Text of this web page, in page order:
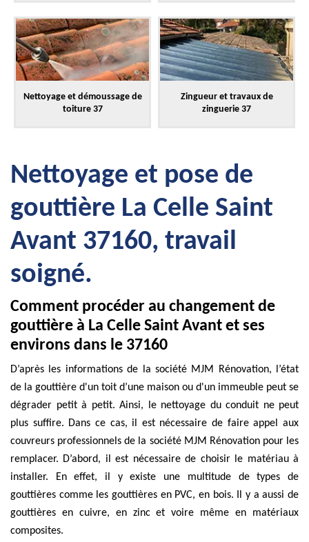
Nettoyage et démoussage de
toiture 37
Zingueur et travaux de
zinguerie 37
Nettoyage et pose de
gouttière La Celle Saint
Avant 37160, travail
soigné.
Comment procéder au changement de
gouttière à La Celle Saint Avant et ses
environs dans le 37160
D’après les informations de la société MJM Rénovation, l’état
de la gouttière d'un toit d’une maison ou d'un immeuble peut se
dégrader petit à petit. Ainsi, le nettoyage du conduit ne peut
plus suffire. Dans ce cas, il est nécessaire de faire appel aux
couvreurs professionnels de la société MJM Rénovation pour les
remplacer. D’abord, il est nécessaire de choisir le matériau à
installer. En effet, il y existe une multitude de types de
gouttières comme les gouttières en PVC, en bois. Il y a aussi de
gouttières en cuivre, en zinc et voire même en matériaux
composites.